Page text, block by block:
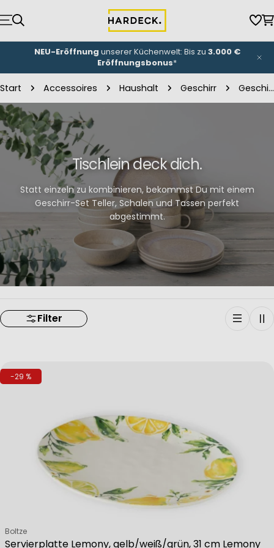
Inhalt
springen
NEU-Eröffnung unserer Küchenwelt: Bis zu 3.000 €
Eröffnungsbonus*
Start Accessoires Haushalt Geschirr Geschirr-Sets
Tischlein deck dich.
Statt einzeln zu kombinieren, bekommst Du mit einem
Geschirr-Set Teller, Schalen und Tassen perfekt
abgestimmt.
Filter
-29 %
Servierplatte Lemony, gelb/weiß/grün, 31 cm Lemony
Verkäufer:
Boltze